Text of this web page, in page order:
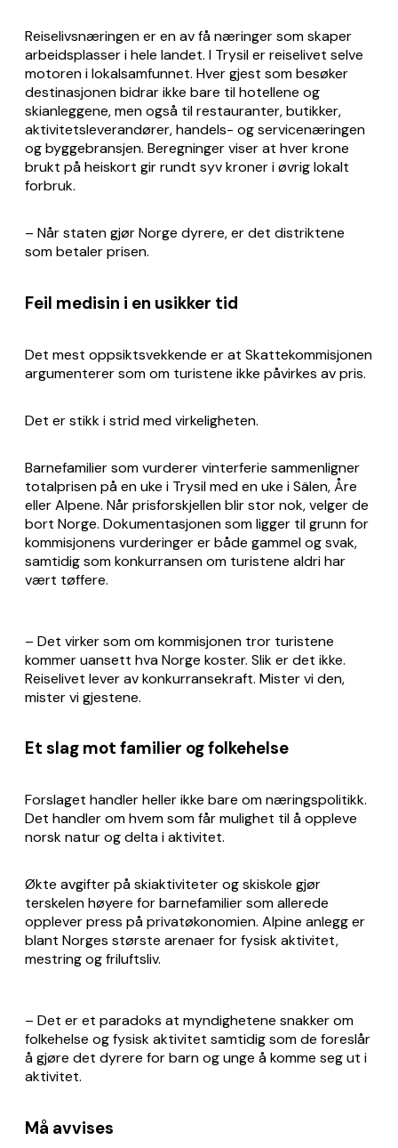
Reiselivsnæringen er en av få næringer som skaper
arbeidsplasser i hele landet. I Trysil er reiselivet selve
motoren i lokalsamfunnet. Hver gjest som besøker
destinasjonen bidrar ikke bare til hotellene og
skianleggene, men også til restauranter, butikker,
aktivitetsleverandører, handels- og servicenæringen
og byggebransjen. Beregninger viser at hver krone
brukt på heiskort gir rundt syv kroner i øvrig lokalt
forbruk.
– Når staten gjør Norge dyrere, er det distriktene
som betaler prisen.
Feil medisin i en usikker tid
Det mest oppsiktsvekkende er at Skattekommisjonen
argumenterer som om turistene ikke påvirkes av pris.
Det er stikk i strid med virkeligheten.
Barnefamilier som vurderer vinterferie sammenligner
totalprisen på en uke i Trysil med en uke i Sälen, Åre
eller Alpene. Når prisforskjellen blir stor nok, velger de
bort Norge. Dokumentasjonen som ligger til grunn for
kommisjonens vurderinger er både gammel og svak,
samtidig som konkurransen om turistene aldri har
vært tøffere.
– Det virker som om kommisjonen tror turistene
kommer uansett hva Norge koster. Slik er det ikke.
Reiselivet lever av konkurransekraft. Mister vi den,
mister vi gjestene.
Et slag mot familier og folkehelse
Forslaget handler heller ikke bare om næringspolitikk.
Det handler om hvem som får mulighet til å oppleve
norsk natur og delta i aktivitet.
Økte avgifter på skiaktiviteter og skiskole gjør
terskelen høyere for barnefamilier som allerede
opplever press på privatøkonomien. Alpine anlegg er
blant Norges største arenaer for fysisk aktivitet,
mestring og friluftsliv.
– Det er et paradoks at myndighetene snakker om
folkehelse og fysisk aktivitet samtidig som de foreslår
å gjøre det dyrere for barn og unge å komme seg ut i
aktivitet.
Må avvises